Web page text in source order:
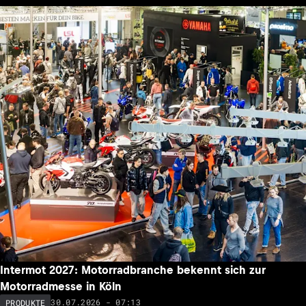
Intermot 2027: Motorradbranche bekennt sich zur
Motorradmesse in Köln
PRODUKTE 30.07.2026 - 07:13